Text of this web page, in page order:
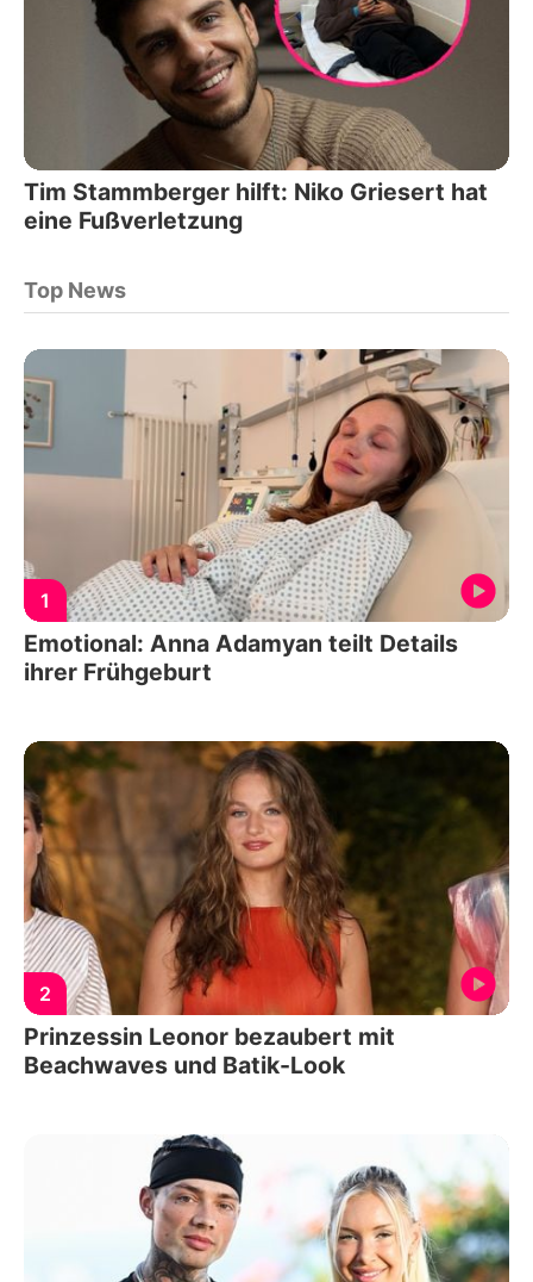
Tim Stammberger hilft: Niko Griesert hat
eine Fußverletzung
Top News
1
Emotional: Anna Adamyan teilt Details
ihrer Frühgeburt
2
Prinzessin Leonor bezaubert mit
Beachwaves und Batik-Look